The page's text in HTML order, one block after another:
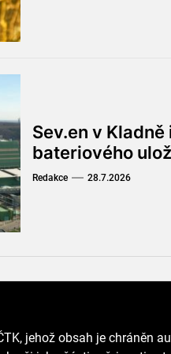
Sev.en v
bateriového
Redakce 28.7.2026
jehož obsah je chráněn